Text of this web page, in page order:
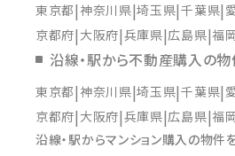
東京都 神奈川県 埼玉県 千葉県
京都府 大阪府 兵庫県 広島県 福
沿線・駅から不動産購入の
東京都 神奈川県 埼玉県 千葉県
京都府 大阪府 兵庫県 広島県 福
沿線・駅からマンション購入の物件